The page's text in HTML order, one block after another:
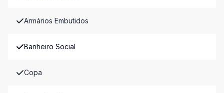
Armários Embutidos
Banheiro Social
Copa